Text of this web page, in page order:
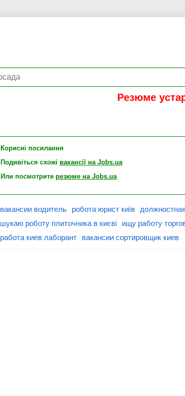
Резюме
Корисні посилання
Подивіться схожі вакансії на Jobs.ua
Или посмотрите резюме на Jobs.ua
вакансии водитель робота юрист київ
шукаю роботу плиточника в києві
ищу работу
работа киев лаборант
вакансии сортировщик киев